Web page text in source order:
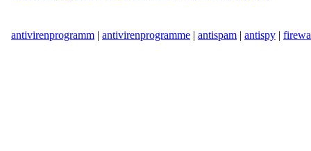
antivirenprogramm | antivirenprogramme | antispam | antispy |